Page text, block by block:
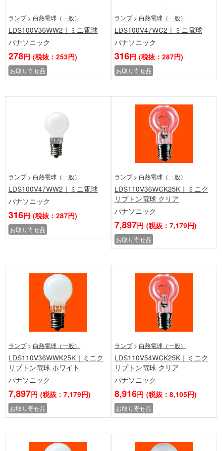
ランプ > 白熱電球（一般）
LDS100V36WW2｜ミニ電球
パナソニック
278円 (税抜：253円)
お取り寄せ品
ランプ > 白熱電球（一般）
LDS100V47WC2｜ミニ電球
パナソニック
316円 (税抜：287円)
お取り寄せ品
ランプ > 白熱電球（一般）
LDS100V47WW2｜ミニ電球
パナソニック
316円 (税抜：287円)
お取り寄せ品
ランプ > 白熱電球（一般）
LDS110V36WCK25K｜ミニク
リプトン電球 クリア
パナソニック
7,897円 (税抜：7,179円)
お取り寄せ品
ランプ > 白熱電球（一般）
LDS110V36WWK25K｜ミニク
リプトン電球 ホワイト
パナソニック
7,897円 (税抜：7,179円)
お取り寄せ品
ランプ > 白熱電球（一般）
LDS110V54WCK25K｜ミニク
リプトン電球 クリア
パナソニック
8,916円 (税抜：8,105円)
お取り寄せ品